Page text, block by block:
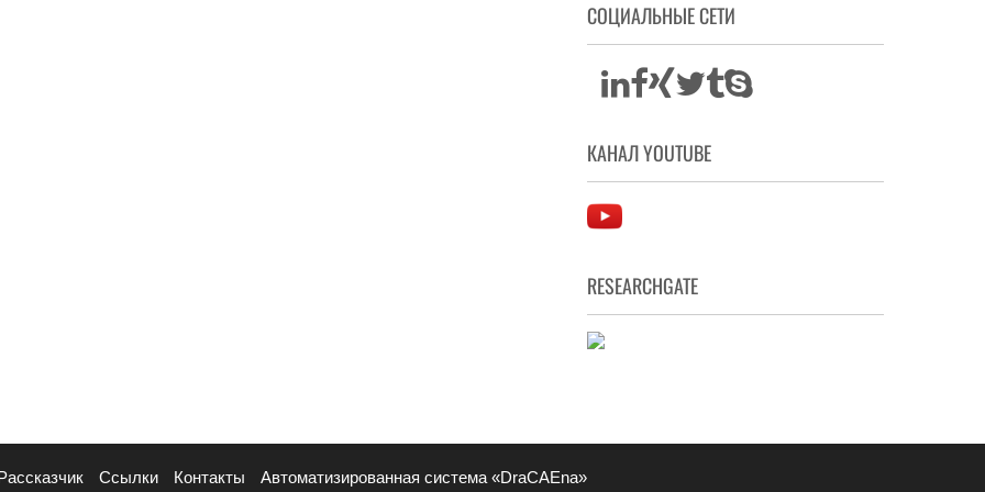
СОЦИАЛЬНЫЕ СЕТИ
КАНАЛ YOUTUBE
RESEARCHGATE
Ссылки Контакты Автоматизированная система «DraCAEna»